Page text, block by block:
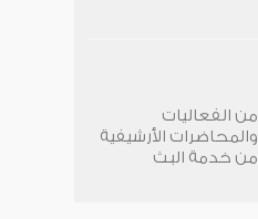
من الفعاليات
والمحاضرات الأرشيفية
من خدمة البث